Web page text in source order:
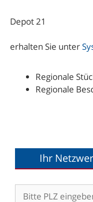
Depot 21
erhalten Sie unter
Regionale
Regionale
Ihr